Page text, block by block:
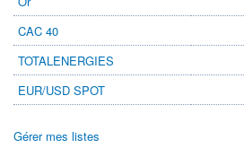
ÉLIGIBILITÉ
PEA PEA-PME
CTO BUSINESS
CAC 40
TOTALENERGIES
EUR/USD SPOT
Gérer mes listes